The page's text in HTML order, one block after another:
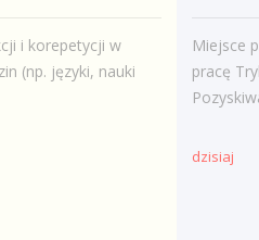
i korepetycji w
(np. języki, nauki
Miejsce
pracę
dzisiaj